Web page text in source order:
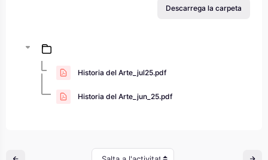
Descarrega la carpeta
Historia del Arte_jul25.pdf
Historia del Arte_jun_25.pdf